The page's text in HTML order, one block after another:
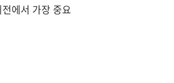
에서 가장 중요